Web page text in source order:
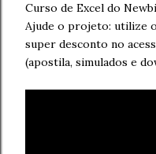
Curso de Excel do
Ajude o projeto: utilize
super desconto no
(apostila, simulados e